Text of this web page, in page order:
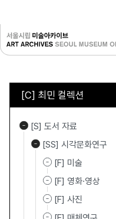
[C] 최민 컬렉션
[S] 도서 자료
[SS] 시각문화연구
[F] 미술
[F] 영화·영상
[F] 사진